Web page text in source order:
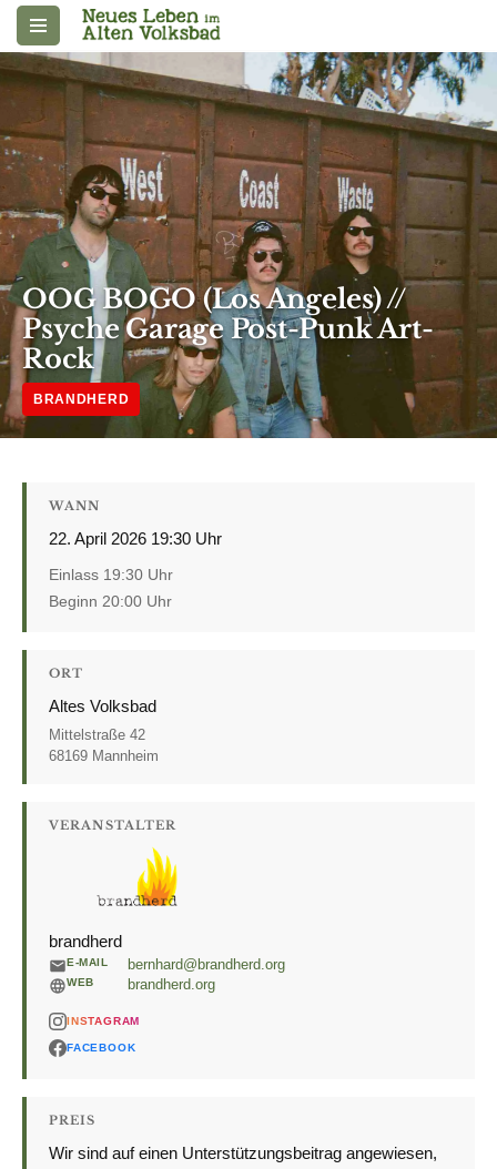
Zum
Inhalt
OOG BOGO (Los Angeles) //
Psyche Garage Post-Punk Art-
Rock
BRANDHERD
WANN
22. April 2026 19:30 Uhr
Einlass 19:30 Uhr
Beginn 20:00 Uhr
ORT
Altes Volksbad
Mittelstraße 42
68169 Mannheim
VERANSTALTER
brandherd
E-MAIL bernhard@brandherd.org
WEB brandherd.org
INSTAGRAM
FACEBOOK
PREIS
Wir sind auf einen Unterstützungsbeitrag angewiesen,